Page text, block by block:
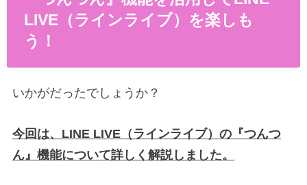
LIVE（ラインライブ）を楽しも
う！
いかがだったでしょうか？
今回は、LINE LIVE（ラインライブ）の『つんつ
ん』機能について詳しく解説しました。